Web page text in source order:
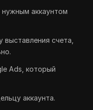
аккаунтом
выставления счета,
Ads, который
аккаунта.